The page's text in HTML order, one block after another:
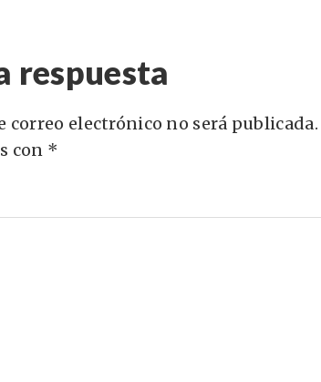
respuesta
correo electrónico no será publicada.
con *